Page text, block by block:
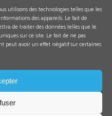
utilisons des technologies telles que les
des appareils. Le fait de
de traiter des données telles que le
sur ce site. Le fait de ne pas
peut avoir un effet négatif sur certaines